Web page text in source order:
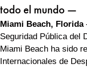
todo el mundo —
Miami Beach, Florida
Seguridad Pública del
Miami Beach ha sido
Internacionales de